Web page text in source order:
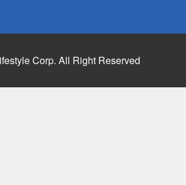
Corp. All Right Reserved